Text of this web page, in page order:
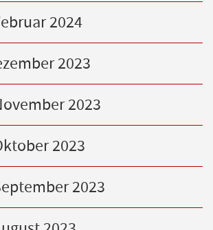
2024
2023
2023
2023
2023